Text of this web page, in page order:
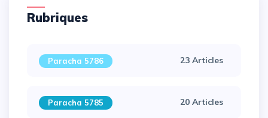
Rubriques
Paracha 5786 23 Articles
Paracha 5785 20 Articles